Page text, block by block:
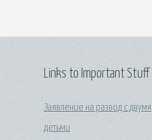
Links to Important Stuff
Заявление на развод с двумя
детьми